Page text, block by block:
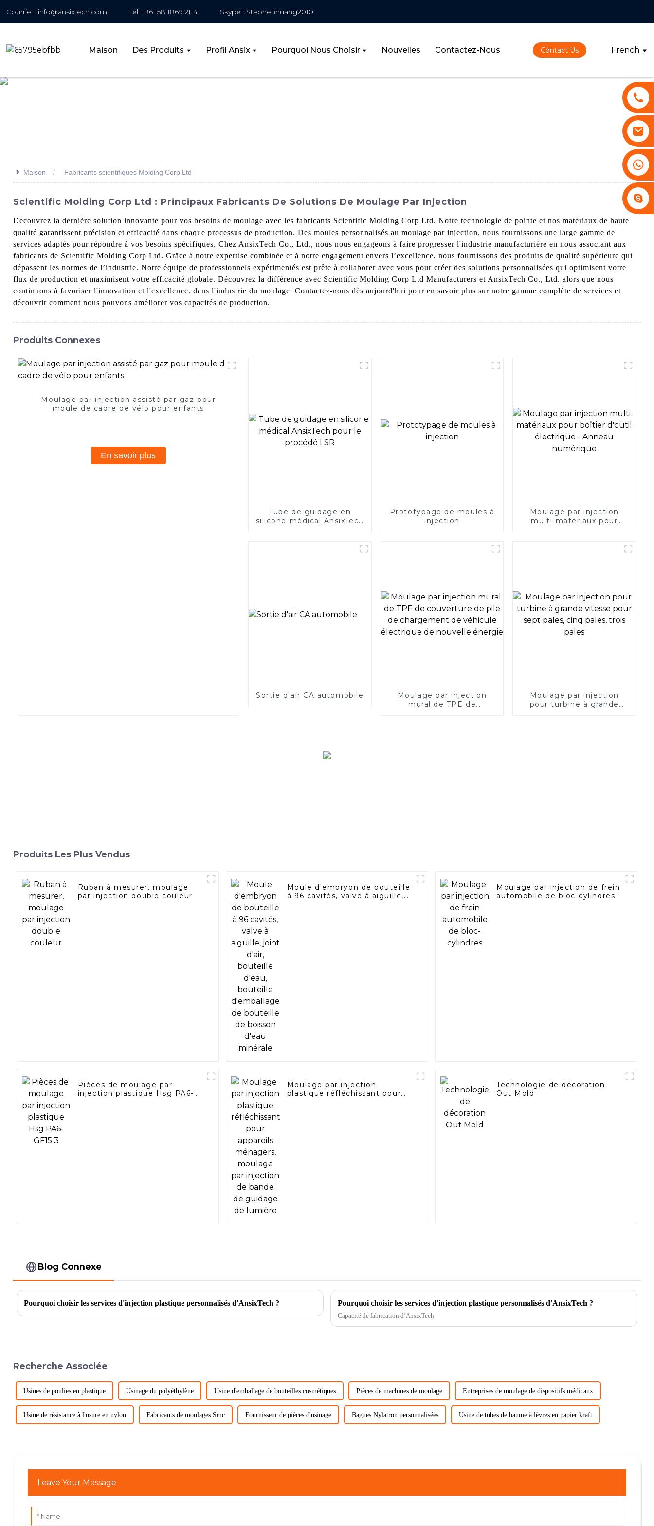
Courriel : info@ansixtech.com Tél:+86 158 1869 2114 Skype : Stephenhuang2010
Maison Des Produits Profil Ansix Pourquoi Nous Choisir Nouvelles Contactez-Nous Contact Us French
>> Maison Fabricants scientifiques Molding Corp Ltd
Scientific Molding Corp Ltd : Principaux Fabricants De Solutions De Moulage Par Injection
Découvrez la dernière solution innovante pour vos besoins de moulage avec les fabricants Scientific Molding Corp Ltd. Notre technologie de pointe et nos matériaux de haute
qualité garantissent précision et efficacité dans chaque processus de production. Des moules personnalisés au moulage par injection, nous fournissons une large gamme de
services adaptés pour répondre à vos besoins spécifiques. Chez AnsixTech Co., Ltd., nous nous engageons à faire progresser l'industrie manufacturière en nous associant aux
fabricants de Scientific Molding Corp Ltd. Grâce à notre expertise combinée et à notre engagement envers l’excellence, nous fournissons des produits de qualité supérieure qui
dépassent les normes de l’industrie. Notre équipe de professionnels expérimentés est prête à collaborer avec vous pour créer des solutions personnalisées qui optimisent votre
flux de production et maximisent votre efficacité globale. Découvrez la différence avec Scientific Molding Corp Ltd Manufacturers et AnsixTech Co., Ltd. alors que nous
continuons à favoriser l'innovation et l'excellence. dans l'industrie du moulage. Contactez-nous dès aujourd'hui pour en savoir plus sur notre gamme complète de services et
découvrir comment nous pouvons améliorer vos capacités de production.
Produits Connexes
Moulage par injection assisté par gaz pour
moule de cadre de vélo pour enfants
En savoir plus
Tube de guidage en
silicone médical AnsixTech
Prototypage de moules à
injection
Moulage par injection
multi-matériaux pour
Sortie d'air CA automobile
Moulage par injection
mural de TPE de
Moulage par injection
pour turbine à grande
Produits Les Plus Vendus
Ruban à mesurer, moulage
par injection double couleur
Moule d'embryon de bouteille
à 96 cavités, valve à aiguille,
Moulage par injection de frein
automobile de bloc-cylindres
Pièces de moulage par
injection plastique Hsg PA6-
Moulage par injection
plastique réfléchissant pour
Technologie de décoration
Out Mold
Blog Connexe
Pourquoi choisir les services d'injection plastique personnalisés d'AnsixTech ? Pourquoi choisir les services d'injection plastique personnalisés d'AnsixTech ?
Capacité de fabrication d’AnsixTech
Recherche Associée
Usines de poulies en plastique Usinage du polyéthylène Usine d'emballage de bouteilles cosmétiques Pièces de machines de moulage Entreprises de moulage de dispositifs médicaux
Usine de résistance à l'usure en nylon Fabricants de moulages Smc Fournisseur de pièces d'usinage Bagues Nylatron personnalisées Usine de tubes de baume à lèvres en papier kraft
Leave Your Message